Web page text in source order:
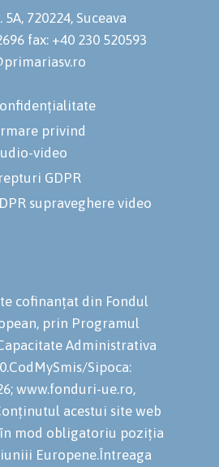
720224, Suceava
fax: +40 230 520593
privind
video
GDPR
supraveghere video
cofinanțat din Fondul
prin Programul
Administrativa
Sipoca:
www.fonduri-ue.ro,
acestui site web
mod obligatoriu poziția
Europene.Întreaga